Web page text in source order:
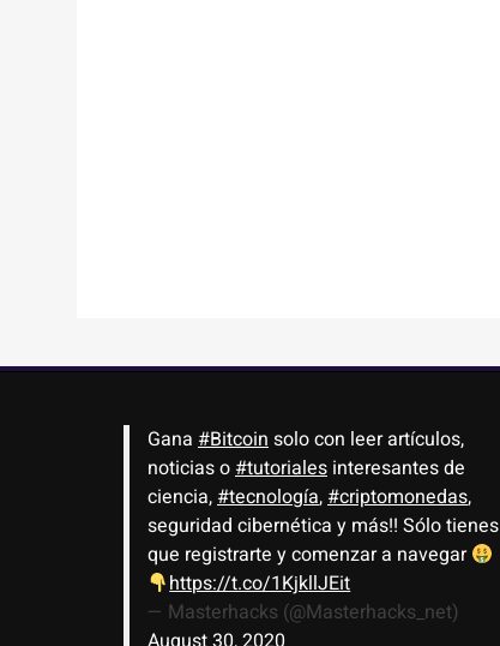
Gana #Bitcoinsolo con leer artículos,
noticias o#tutoriales interesantes de
ciencia,#tecnología,#criptomonedas,
seguridad cibernética y más!! Sólo tienes
que registrarte y comenzar a navegar
https://t.co/1KjkllJEit
— Masterhacks (@Masterhacks_net)